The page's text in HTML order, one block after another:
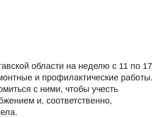
области на неделю с 11 по 17
и профилактические работы.
с ними, чтобы учесть
и, соответственно,